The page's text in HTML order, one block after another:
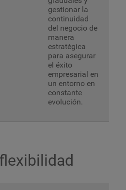
gestionar la
continuidad
del negocio de
manera
estratégica
para asegurar
el éxito
empresarial en
un entorno en
constante
evolución.